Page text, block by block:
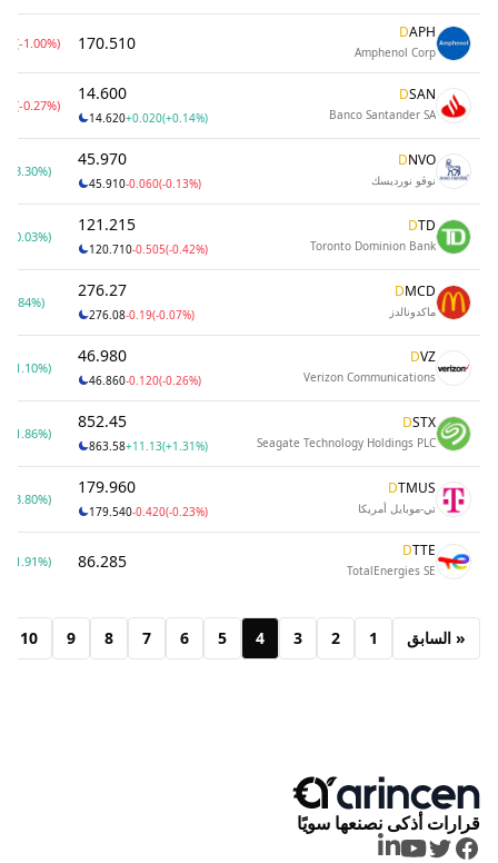
APH
D
Amphenol Corp
170.510
(-1.00%)
SAN
D
Banco Santander SA
14.600
14.620+0.020(+0.14%)
(-0.27%)
NVO
D
نوڤو نورديسك
45.970
45.910-0.060(-0.13%)
(3.30%)
TD
D
Toronto Dominion Bank
121.215
120.710-0.505(-0.42%)
(0.03%)
MCD
D
ماكدونالدز
276.27
276.08-0.19(-0.07%)
(0.84%)
VZ
D
Verizon Communications
46.980
46.860-0.120(-0.26%)
(1.10%)
STX
D
Seagate Technology Holdings PLC
852.45
863.58+11.13(+1.31%)
(1.86%)
TMUS
D
تي-موبايل أمريكا
179.960
179.540-0.420(-0.23%)
(3.80%)
TTE
D
TotalEnergies SE
86.285
(1.91%)
« السابق 1
2
3
4
5
6
7
8
9
10
قرارات أذكى نصنعها سويًا
Facebook
Twitter
Youtube
LinkedIn